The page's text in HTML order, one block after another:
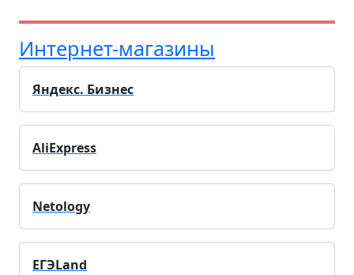
Интернет-магазины
Яндекс. Бизнес
AliExpress
Netology
ЕГЭLand